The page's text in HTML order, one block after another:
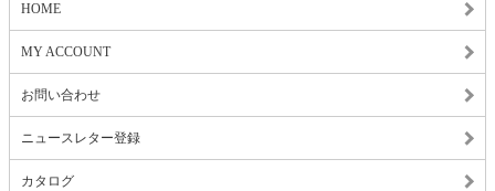
HOME
MY ACCOUNT
お問い合わせ
ニュースレター登録
カタログ